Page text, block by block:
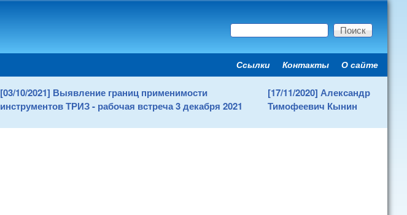
Форма поиска
Поиск
Secondary menu
Ссылки Контакты О сайте
[03/10/2021] Выявление границ применимости
инструментов ТРИЗ - рабочая встреча 3 декабря 2021
[17/11/2020] Александр
Тимофеевич Кынин